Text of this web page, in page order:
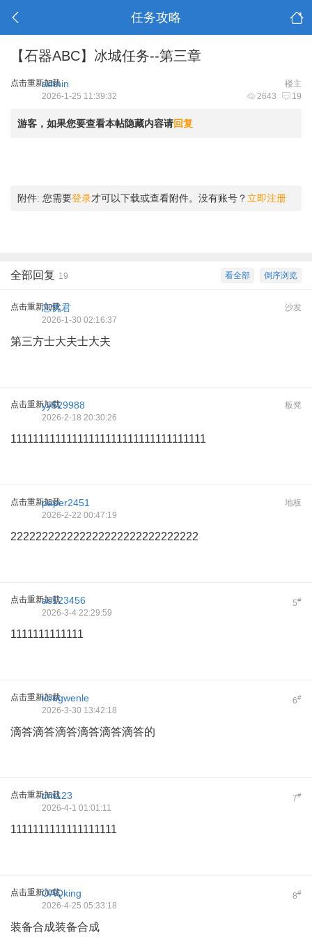
任务攻略
【石器ABC】冰城任务--第三章
点击重新加载 楼主
admin
2643 19
2026-1-25 11:39:32
游客，如果您要查看本帖隐藏内容请回复
附件: 您需要登录才可以下载或查看附件。没有账号？ 立即注册
倒序浏览
看全部
全部回复 19
点击重新加载 沙发
忘忧君
2026-1-30 02:16:37
第三方士大夫士大夫
点击重新加载 板凳
yy529988
2026-2-18 20:30:26
11111111111111111111111111111111111
点击重新加载 地板
paper2451
2026-2-22 00:47:19
222222222222222222222222222222
点击重新加载 5#
as123456
2026-3-4 22:29:59
1111111111111
点击重新加载 6#
kongwenle
2026-3-30 13:42:18
滴答滴答滴答滴答滴答滴答的
点击重新加载 7#
tmt123
2026-4-1 01:01:11
1111111111111111111
点击重新加载 8#
OAQking
2026-4-25 05:33:18
装备合成装备合成